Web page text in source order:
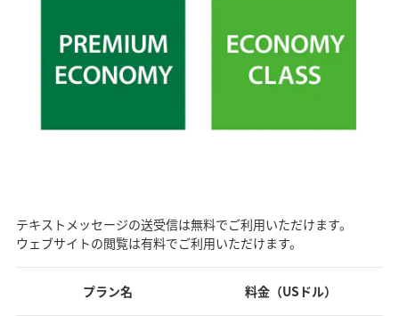
テキストメッセージの送受信は無料でご利用いただけます。
ウェブサイトの閲覧は有料でご利用いただけます。
プラン名 料金（USドル）